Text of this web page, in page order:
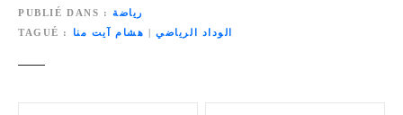
PUBLIÉ DANS
رياضة
TAGUÉ
الوداد الرياضي| هشام آيت منا